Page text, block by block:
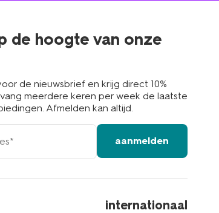
de hoogte van onze
de nieuwsbrief en krijg direct 10%
meerdere keren per week de laatste
Afmelden kan altijd.
aanmelden
internationaal